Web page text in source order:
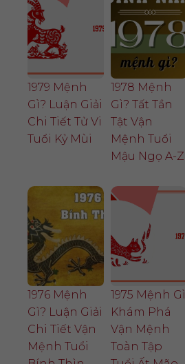
1979 Mệnh
Gì? Luận Giải
Chi Tiết Tử Vi
Tuổi Kỷ Mùi
1978 Mệnh
Gì? Tất Tần
Tật Vận
Mệnh Tuổi
Mậu Ngọ A-Z
1976 Mệnh
Gì? Luận Giải
Chi Tiết Vận
Mệnh Tuổi
1975 Mệnh Gì
Khám Phá
Vận Mệnh
Toàn Tập